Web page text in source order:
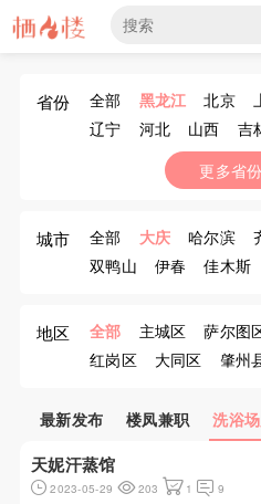
省份 全部 黑龙江 北京
辽宁
河北 山西 吉
江西 山东 河
海南 四川 贵
更多省份
城市 全部 大庆 哈尔滨
双鸭山
伊春 佳木斯
地区 全部 主城区 萨尔图
红岗区
大同区 肇州
最新发布
楼凤兼职 洗浴
天妮汗蒸馆
2023-05-29 203 1 9